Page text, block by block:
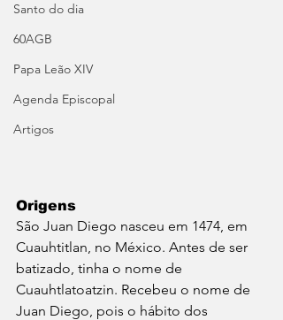
Santo do dia
60AGB
Papa Leão XIV
Agenda Episcopal
Artigos
Origens
São Juan Diego nasceu em 1474, em
Cuauhtitlan, no México. Antes de ser
batizado, tinha o nome de
Cuauhtlatoatzin. Recebeu o nome de
Juan Diego, pois o hábito dos